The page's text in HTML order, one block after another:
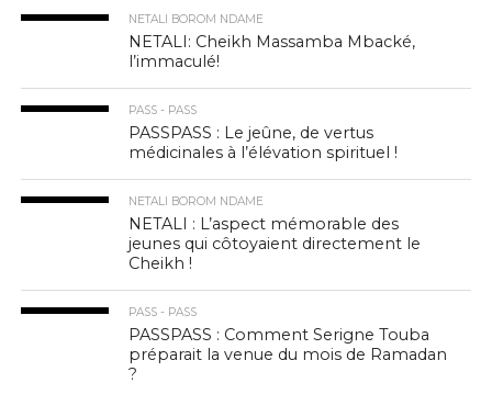
NETALI BOROM NDAME
NETALI: Cheikh Massamba Mbacké,
l’immaculé!
PASS - PASS
PASSPASS : Le jeûne, de vertus
médicinales à l’élévation spirituel !
NETALI BOROM NDAME
NETALI : L’aspect mémorable des
jeunes qui côtoyaient directement le
Cheikh !
PASS - PASS
PASSPASS : Comment Serigne Touba
préparait la venue du mois de Ramadan
?